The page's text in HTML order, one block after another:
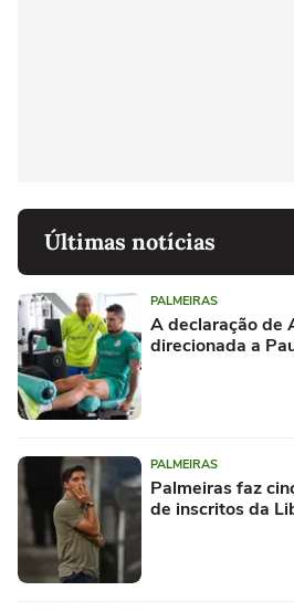
Últimas notícias
PALMEIRAS
A declaração de
direcionada a
PALMEIRAS
Palmeiras faz
de inscritos da